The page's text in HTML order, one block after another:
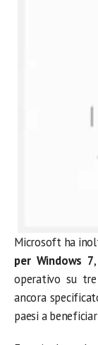
Microsoft ha
per Windows 7
operativo su
ancora
paesi a